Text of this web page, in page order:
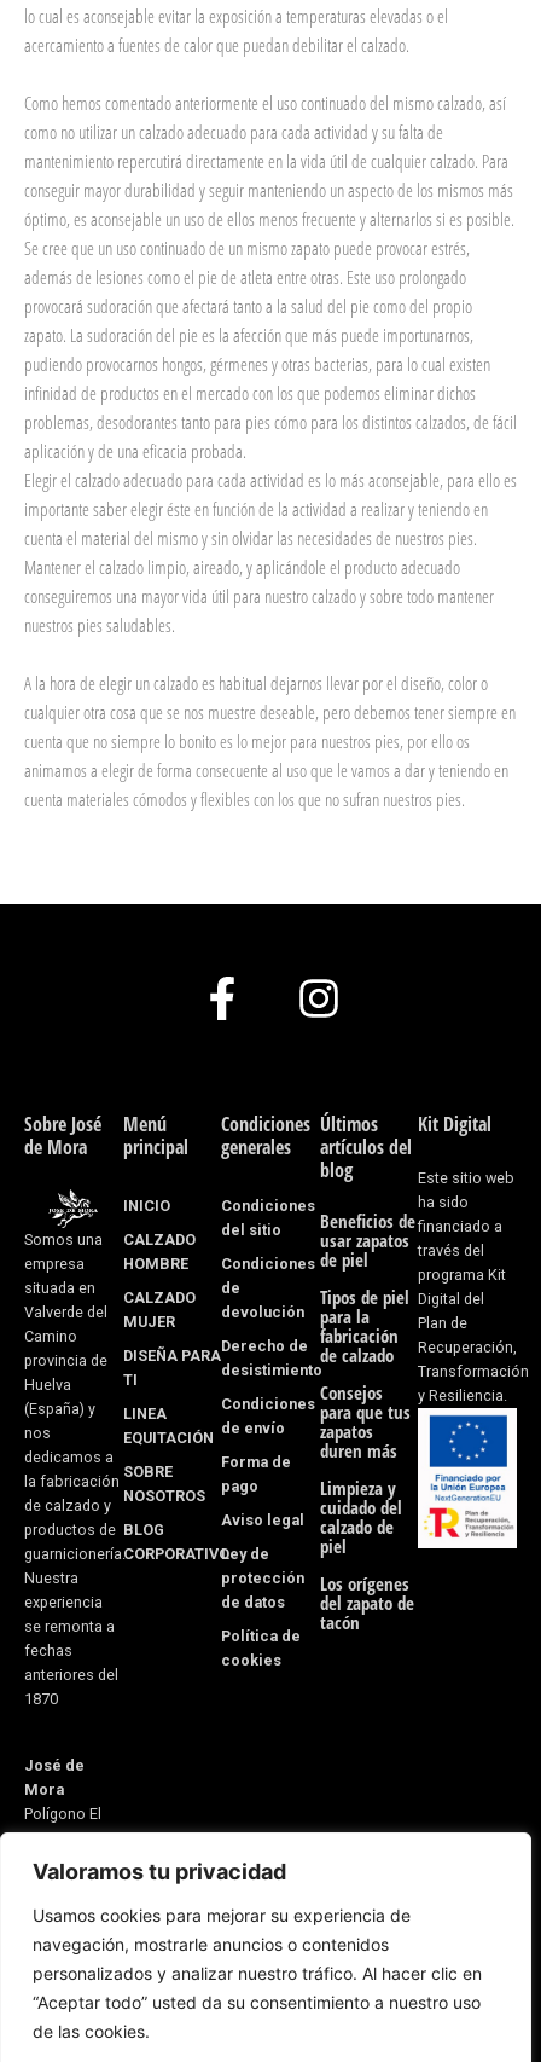
Valoramos tu privacidad
Usamos cookies para mejorar su experiencia de
navegación, mostrarle anuncios o contenidos
personalizados y analizar nuestro tráfico. Al hacer clic en
“Aceptar todo” usted da su consentimiento a nuestro uso
de las cookies.
lo cual es aconsejable evitar la exposición a temperaturas elevadas o el
acercamiento a fuentes de calor que puedan debilitar el calzado.
Como hemos comentado anteriormente el uso continuado del mismo calzado, así
como no utilizar un calzado adecuado para cada actividad y su falta de
mantenimiento repercutirá directamente en la vida útil de cualquier calzado. Para
conseguir mayor durabilidad y seguir manteniendo un aspecto de los mismos más
óptimo, es aconsejable un uso de ellos menos frecuente y alternarlos si es posible.
Se cree que un uso continuado de un mismo zapato puede provocar estrés,
además de lesiones como el pie de atleta entre otras. Este uso prolongado
provocará sudoración que afectará tanto a la salud del pie como del propio
zapato. La sudoración del pie es la afección que más puede importunarnos,
pudiendo provocarnos hongos, gérmenes y otras bacterias, para lo cual existen
infinidad de productos en el mercado con los que podemos eliminar dichos
problemas, desodorantes tanto para pies cómo para los distintos calzados, de fácil
aplicación y de una eficacia probada.
Elegir el calzado adecuado para cada actividad es lo más aconsejable, para ello es
importante saber elegir éste en función de la actividad a realizar y teniendo en
cuenta el material del mismo y sin olvidar las necesidades de nuestros pies.
Mantener el calzado limpio, aireado, y aplicándole el producto adecuado
conseguiremos una mayor vida útil para nuestro calzado y sobre todo mantener
nuestros pies saludables.
A la hora de elegir un calzado es habitual dejarnos llevar por el diseño, color o
cualquier otra cosa que se nos muestre deseable, pero debemos tener siempre en
cuenta que no siempre lo bonito es lo mejor para nuestros pies, por ello os
animamos a elegir de forma consecuente al uso que le vamos a dar y teniendo en
cuenta materiales cómodos y flexibles con los que no sufran nuestros pies.
F
e
b
o
o
k
-
f
I
t
a
g
r
a
m
Sobre José
de Mora
Somos una
empresa
situada en
Valverde del
Camino
provincia de
Huelva
(España) y
nos
dedicamos a
la fabricación
de calzado y
productos de
guarnicionería.
Nuestra
experiencia
se remonta a
fechas
anteriores del
1870
José de
Mora
Polígono El
Monete Nave
31
21600
Valverde del
Camino
Huelva,
España
Email:
Menú
principal
INICIO
CALZADO
HOMBRE
CALZADO
MUJER
DISEÑA PARA
TI
LINEA
EQUITACIÓN
SOBRE
NOSOTROS
BLOG
CORPORATIVO
Condiciones
generales
Condiciones
del sitio
Condiciones
de
devolución
Derecho de
desistimiento
Condiciones
de envío
Forma de
pago
Aviso legal
Ley de
protección
de datos
Política de
cookies
Últimos
artículos del
blog
Beneficios de
usar zapatos
de piel
Tipos de piel
para la
fabricación
de calzado
Consejos
para que tus
zapatos
duren más
Limpieza y
cuidado del
calzado de
piel
Los orígenes
del zapato de
tacón
Kit Digital
Este sitio web
ha sido
financiado a
través del
programa Kit
Digital del
Plan de
Recuperación,
Transformación
y Resiliencia.